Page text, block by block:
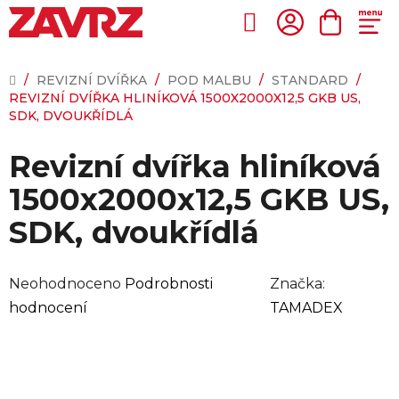
Přejít
na
Hledat
KOŠÍK
DOMŮ
/ REVIZNÍ DVÍŘKA / POD MALBU / STANDARD /
REVIZNÍ DVÍŘKA HLINÍKOVÁ 1500X2000X12,5 GKB US,
SDK, DVOUKŘÍDLÁ
Revizní dvířka hliníková
1500x2000x12,5 GKB US,
SDK, dvoukřídlá
Průměrné
hodnocení
Neohodnoceno Podrobnosti
hodnocení
Značka:
TAMADEX